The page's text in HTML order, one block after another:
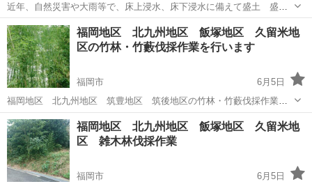
近年、自然災害や大雨等で、床上浸水、床下浸水に備えて盛土 盛り
土工事は欠かせません ■0120333079
福岡 福岡市 草刈り
福岡地区 北九州地区 飯塚地区 久留米地
区の竹林・竹藪伐採作業を行います
福岡市
6月5日
福岡地区 北九州地区 筑豊地区 筑後地区の竹林・竹藪伐採作業を
いたします。福岡県内ならどこでもお伺い致します。0120333079まで
お問い合わせ下さい
福岡 福岡市 草刈り
福岡地区 北九州地区 飯塚地区 久留米地
区 雑木林伐採作業
福岡市
6月5日